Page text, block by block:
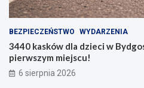
BEZPIECZEŃSTWO WYDARZENIA
3440 kasków dla dzieci w
pierwszym miejscu!
6 sierpnia 2026